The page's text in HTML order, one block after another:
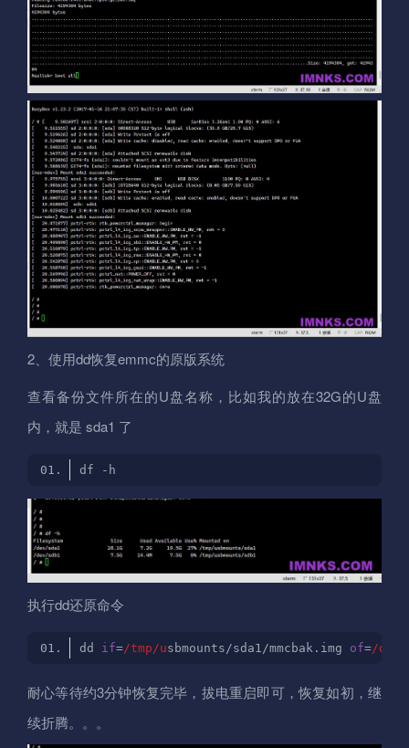
2、使用dd恢复emmc的原版系统
查看备份文件所在的U盘名称，比如我的放在32G的U盘
内，就是 sda1 了
执行dd还原命令
dd if=/tmp/usbmounts/sda1/mmcbak.img of=/dev/
耐心等待约3分钟恢复完毕，拔电重启即可，恢复如初，继
续折腾。。。